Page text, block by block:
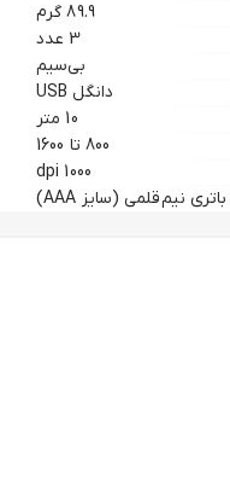
89.9 گرم
3 عدد
بی‌سیم
دانگل USB
10 متر
800 تا 1600
1000 dpi